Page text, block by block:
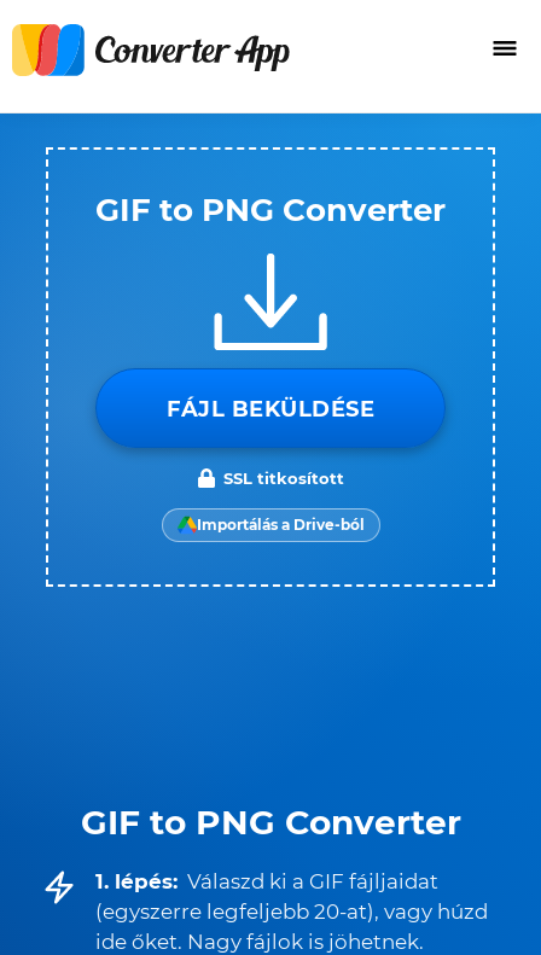
GIF to PNG Converter
1. lépés: Válaszd ki a GIF fájljaidat
(egyszerre legfeljebb 20-at), vagy húzd
ide őket. Nagy fájlok is jöhetnek.
GIF to PNG Converter
FÁJL BEKÜLDÉSE
SSL titkosított
Importálás a Drive-ból